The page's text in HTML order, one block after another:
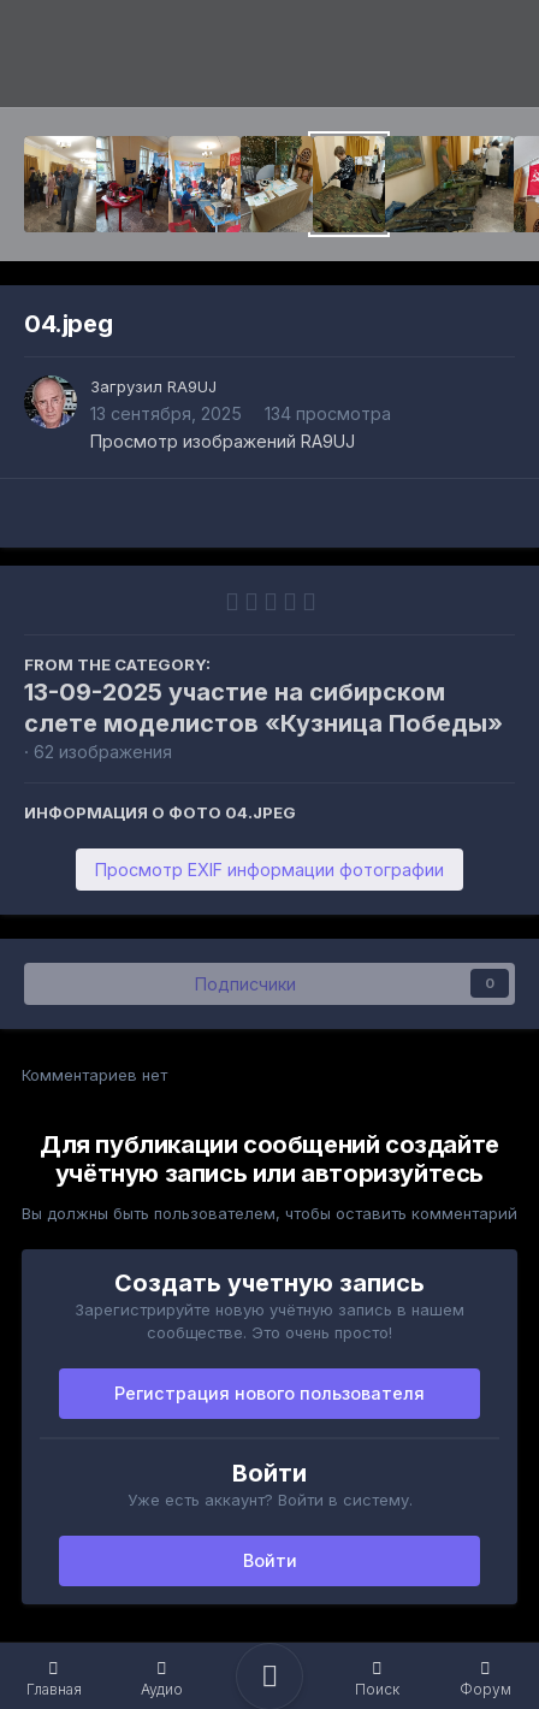
Главная Аудио Поиск Форум
04.jpeg
Загрузил RA9UJ
13 сентября, 2025
134 просмотра
Просмотр изображений RA9UJ
FROM THE CATEGORY:
13-09-2025 участие на сибирском
слете моделистов «Кузница Победы»
· 62 изображения
ИНФОРМАЦИЯ О ФОТО 04.JPEG
Просмотр EXIF информации фотографии
Подписчики 0
Комментариев нет
Для публикации сообщений создайте
учётную запись или авторизуйтесь
Вы должны быть пользователем, чтобы оставить комментарий
Создать учетную запись
Зарегистрируйте новую учётную запись в нашем
сообществе. Это очень просто!
Регистрация нового пользователя
Войти
Уже есть аккаунт? Войти в систему.
Войти